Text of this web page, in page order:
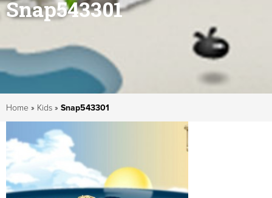
Snap543301
Home » Kids » Snap543301